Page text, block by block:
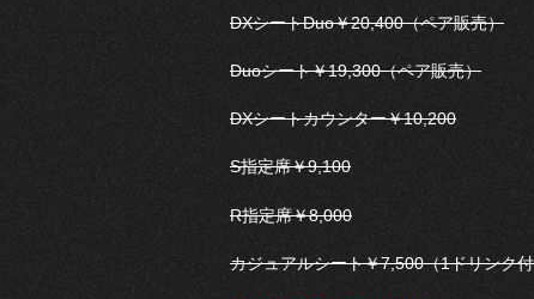
DXシートDuo￥20,400（ペア販売）
Duoシート￥19,300（ペア販売）
DXシートカウンター￥10,200
S指定席￥9,100
R指定席￥8,000
カジュアルシート￥7,500（1ドリンク